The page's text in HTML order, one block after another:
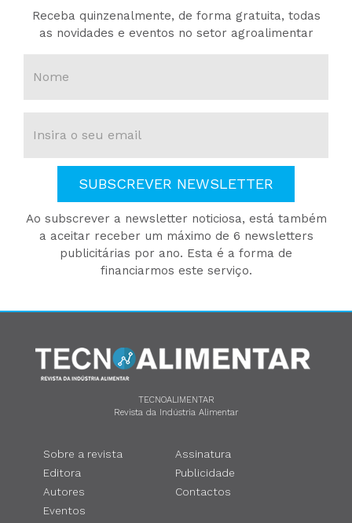
Receba quinzenalmente, de forma gratuita, todas
as novidades e eventos no setor agroalimentar
SUBSCREVER NEWSLETTER
Ao subscrever a newsletter noticiosa, está também
a aceitar receber um máximo de 6 newsletters
publicitárias por ano. Esta é a forma de
financiarmos este serviço.
TECNOALIMENTAR
Revista da Indústria Alimentar
Sobre a revista
Editora
Autores
Eventos
Assinatura
Publicidade
Contactos